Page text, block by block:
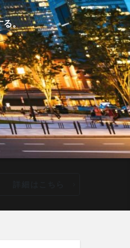
る。